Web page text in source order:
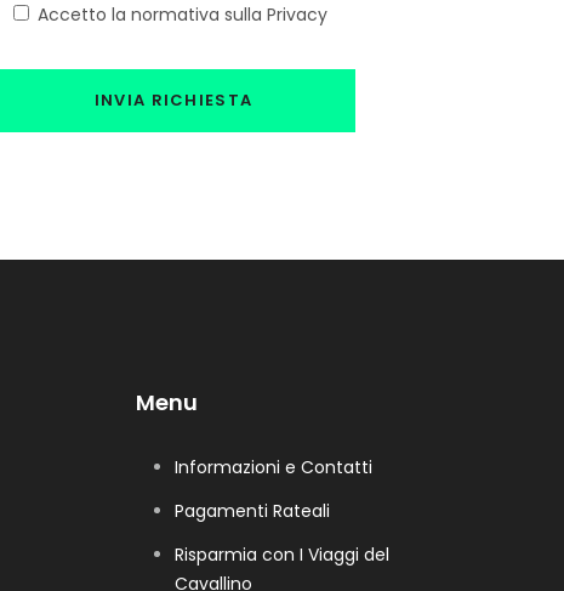
Accetto la normativa sulla Privacy
Menu
Informazioni e Contatti
Pagamenti Rateali
Risparmia con I Viaggi del
Cavallino